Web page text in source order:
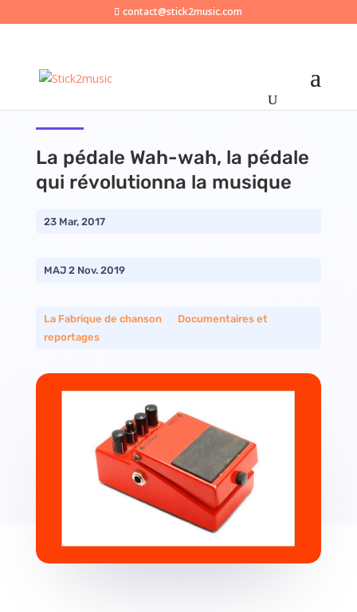
contact@stick2music.com
La pédale Wah-wah, la pédale
qui révolutionna la musique
23 Mar, 2017
MAJ 2 Nov. 2019
La Fabrique de chanson__ Documentaires et
reportages